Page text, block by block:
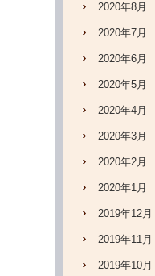
2020年8月
2020年7月
2020年6月
2020年5月
2020年4月
2020年3月
2020年2月
2020年1月
2019年12月
2019年11月
2019年10月